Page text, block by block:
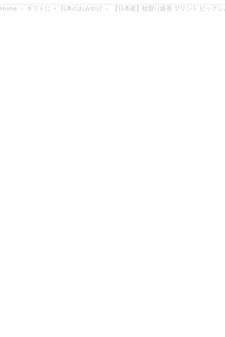
Home ギフトに 日本のおみやげ 【日本産】蚊取り線香 プリント ビック